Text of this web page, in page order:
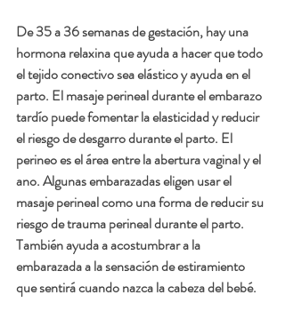
De 35 a 36 semanas de gestación, hay una
hormona relaxina que ayuda a hacer que todo
el tejido conectivo sea elástico y ayuda en el
parto. El masaje perineal durante el embarazo
tardío puede fomentar la elasticidad y reducir
el riesgo de desgarro durante el parto. El
perineo es el área entre la abertura vaginal y el
ano. Algunas embarazadas eligen usar el
masaje perineal como una forma de reducir su
riesgo de trauma perineal durante el parto.
También ayuda a acostumbrar a la
embarazada a la sensación de estiramiento
que sentirá cuando nazca la cabeza del bebé.